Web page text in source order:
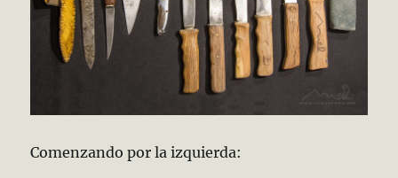
Comenzando por la izquierda: